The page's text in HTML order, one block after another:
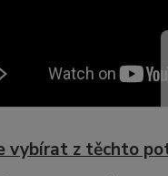
vybírat z těchto